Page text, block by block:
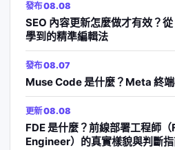
發布 08.08
SEO 內容更新怎麼做才有效？
學到的精準編輯法
發布 08.07
Muse Code 是什麼？Meta 終
更新 08.08
FDE 是什麼？前線部署工程師
Engineer）的真實樣貌與判斷